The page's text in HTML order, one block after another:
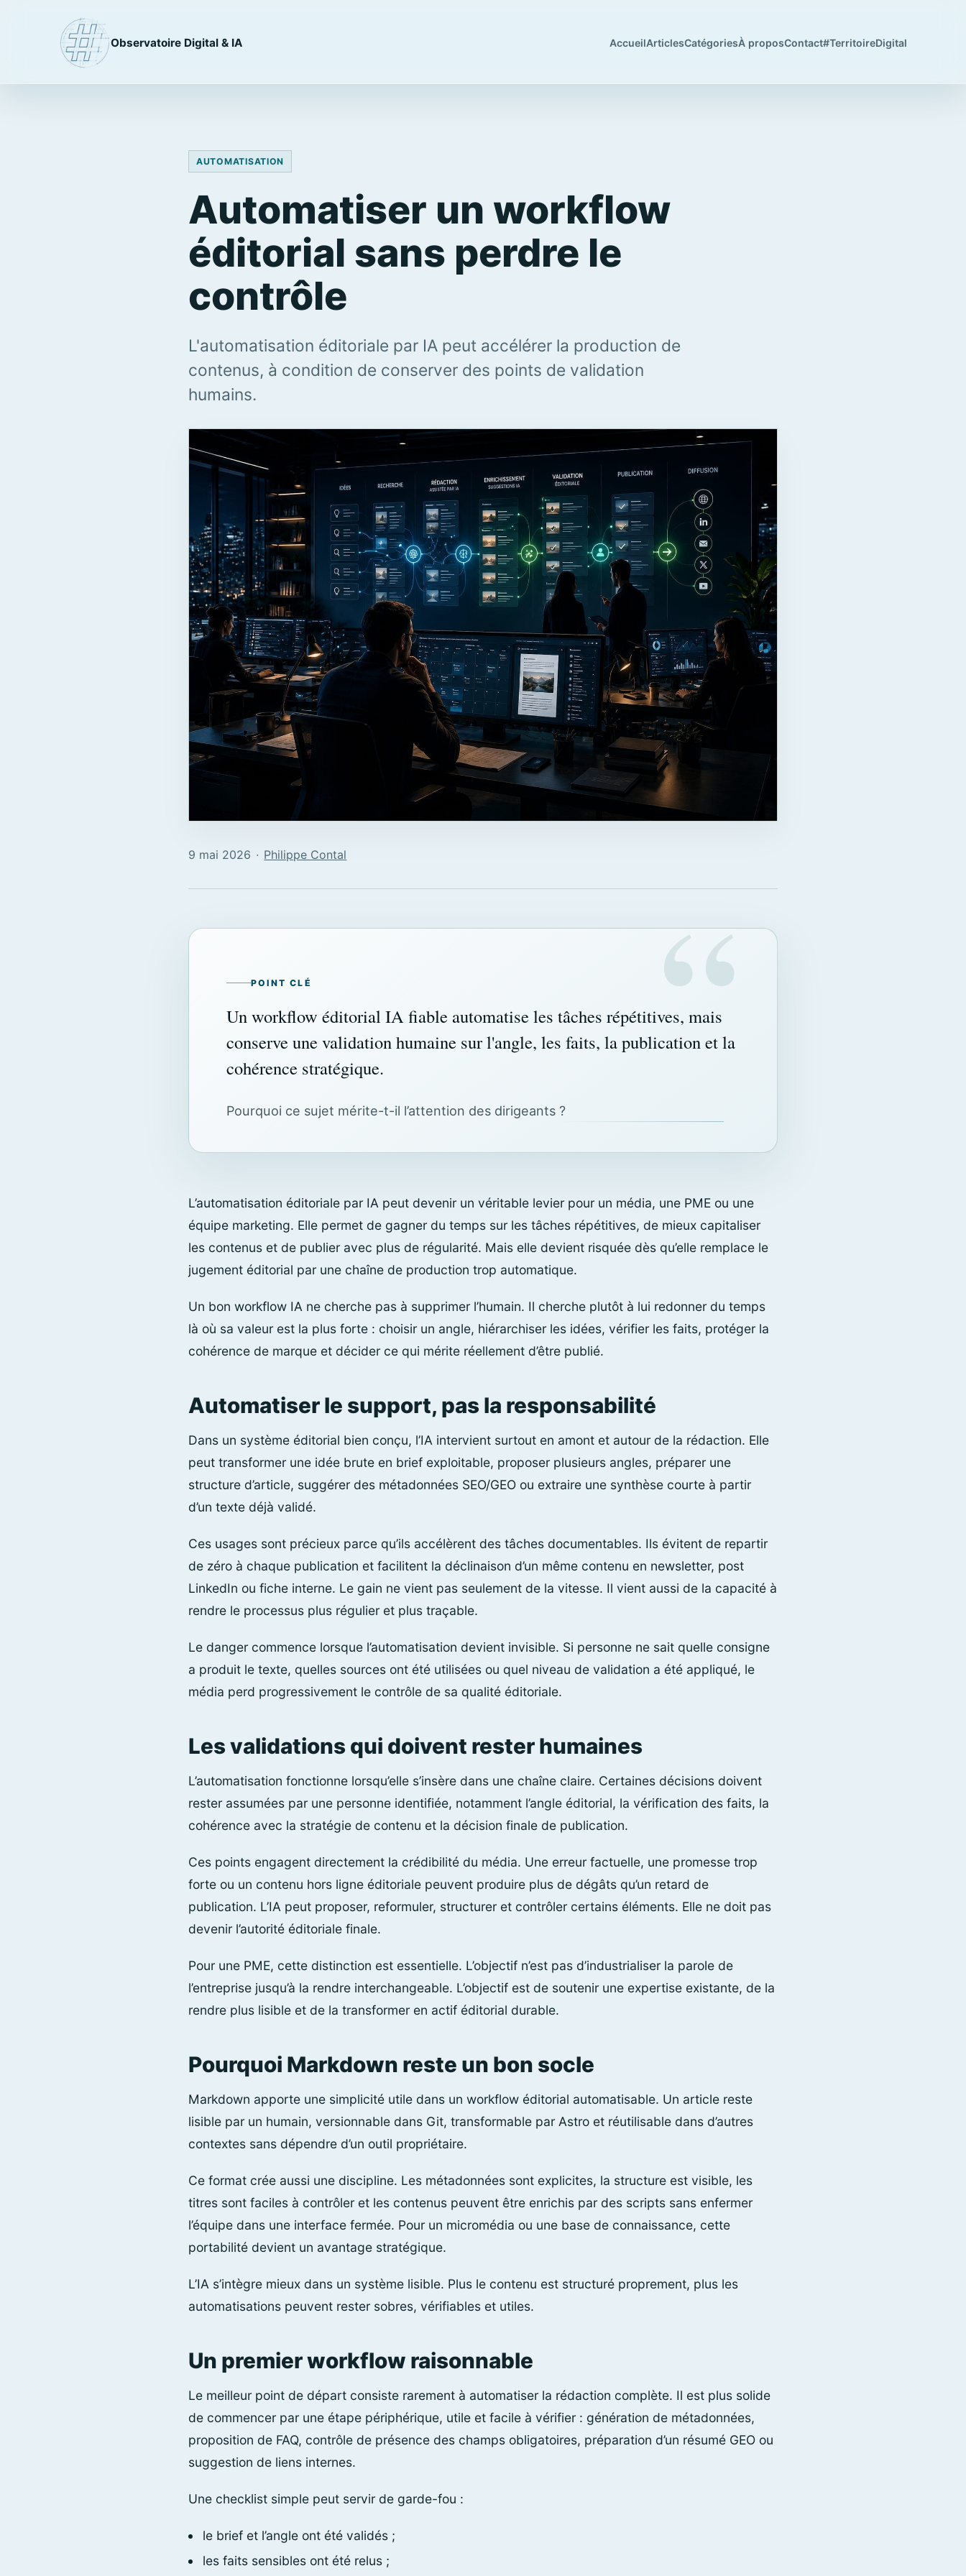
Observatoire Digital & IA AccueilArticlesCatégoriesÀ proposContact#TerritoireDigital
AUTOMATISATION
Automatiser un workflow
éditorial sans perdre le
contrôle
L'automatisation éditoriale par IA peut accélérer la production de
contenus, à condition de conserver des points de validation
humains.
9 mai 2026 ∙ Philippe Contal
POINT CLÉ
Un workflow éditorial IA fiable automatise les tâches répétitives, mais
conserve une validation humaine sur l'angle, les faits, la publication et la
cohérence stratégique.
Pourquoi ce sujet mérite-t-il l’attention des dirigeants ?
L’automatisation éditoriale par IA peut devenir un véritable levier pour un média, une PME ou une
équipe marketing. Elle permet de gagner du temps sur les tâches répétitives, de mieux capitaliser
les contenus et de publier avec plus de régularité. Mais elle devient risquée dès qu’elle remplace le
jugement éditorial par une chaîne de production trop automatique.
Un bon workflow IA ne cherche pas à supprimer l’humain. Il cherche plutôt à lui redonner du temps
là où sa valeur est la plus forte : choisir un angle, hiérarchiser les idées, vérifier les faits, protéger la
cohérence de marque et décider ce qui mérite réellement d’être publié.
Automatiser le support, pas la responsabilité
Dans un système éditorial bien conçu, l’IA intervient surtout en amont et autour de la rédaction. Elle
peut transformer une idée brute en brief exploitable, proposer plusieurs angles, préparer une
structure d’article, suggérer des métadonnées SEO/GEO ou extraire une synthèse courte à partir
d’un texte déjà validé.
Ces usages sont précieux parce qu’ils accélèrent des tâches documentables. Ils évitent de repartir
de zéro à chaque publication et facilitent la déclinaison d’un même contenu en newsletter, post
LinkedIn ou fiche interne. Le gain ne vient pas seulement de la vitesse. Il vient aussi de la capacité à
rendre le processus plus régulier et plus traçable.
Le danger commence lorsque l’automatisation devient invisible. Si personne ne sait quelle consigne
a produit le texte, quelles sources ont été utilisées ou quel niveau de validation a été appliqué, le
média perd progressivement le contrôle de sa qualité éditoriale.
Les validations qui doivent rester humaines
L’automatisation fonctionne lorsqu’elle s’insère dans une chaîne claire. Certaines décisions doivent
rester assumées par une personne identifiée, notamment l’angle éditorial, la vérification des faits, la
cohérence avec la stratégie de contenu et la décision finale de publication.
Ces points engagent directement la crédibilité du média. Une erreur factuelle, une promesse trop
forte ou un contenu hors ligne éditoriale peuvent produire plus de dégâts qu’un retard de
publication. L’IA peut proposer, reformuler, structurer et contrôler certains éléments. Elle ne doit pas
devenir l’autorité éditoriale finale.
Pour une PME, cette distinction est essentielle. L’objectif n’est pas d’industrialiser la parole de
l’entreprise jusqu’à la rendre interchangeable. L’objectif est de soutenir une expertise existante, de la
rendre plus lisible et de la transformer en actif éditorial durable.
Pourquoi Markdown reste un bon socle
Markdown apporte une simplicité utile dans un workflow éditorial automatisable. Un article reste
lisible par un humain, versionnable dans Git, transformable par Astro et réutilisable dans d’autres
contextes sans dépendre d’un outil propriétaire.
Ce format crée aussi une discipline. Les métadonnées sont explicites, la structure est visible, les
titres sont faciles à contrôler et les contenus peuvent être enrichis par des scripts sans enfermer
l’équipe dans une interface fermée. Pour un micromédia ou une base de connaissance, cette
portabilité devient un avantage stratégique.
L’IA s’intègre mieux dans un système lisible. Plus le contenu est structuré proprement, plus les
automatisations peuvent rester sobres, vérifiables et utiles.
Un premier workflow raisonnable
Le meilleur point de départ consiste rarement à automatiser la rédaction complète. Il est plus solide
de commencer par une étape périphérique, utile et facile à vérifier : génération de métadonnées,
proposition de FAQ, contrôle de présence des champs obligatoires, préparation d’un résumé GEO ou
suggestion de liens internes.
Une checklist simple peut servir de garde-fou :
le brief et l’angle ont été validés ;
les faits sensibles ont été relus ;